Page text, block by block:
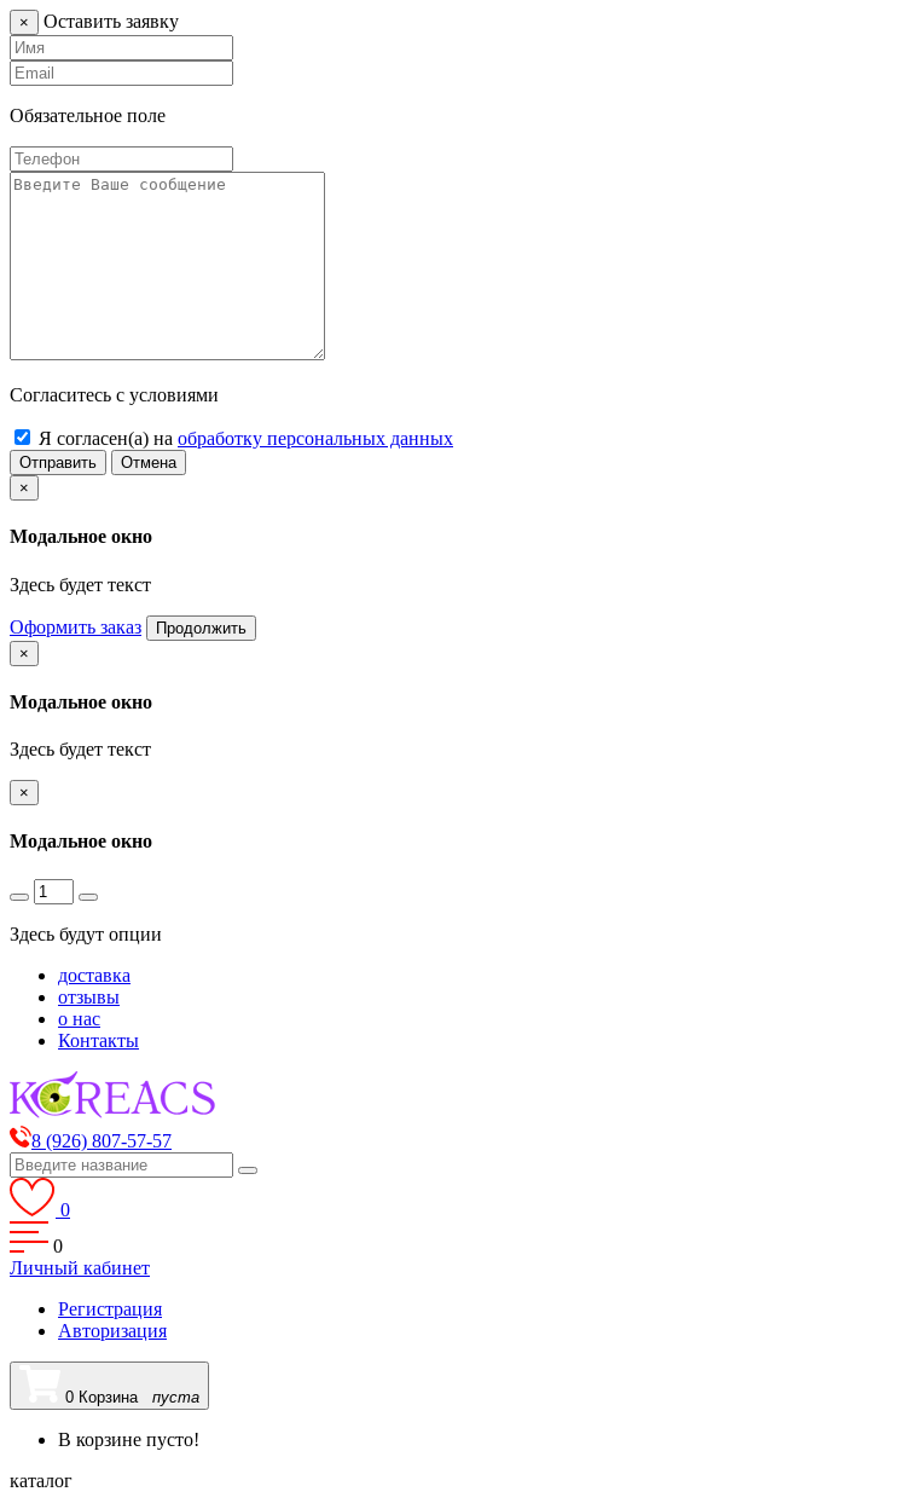
× Оставить заявку
Обязательное поле
Согласитесь с условиями
Я согласен(а) на обработку персональных данных
Отправить
Отмена
×
Модальное окно
Здесь будет текст
Оформить заказ
Продолжить
×
Модальное окно
Здесь будет текст
×
Модальное окно
Здесь будут опции
доставка
отзывы
о нас
Контакты
8 (926) 807-57-57
0
0
Личный кабинет
Регистрация
Авторизация
0 Корзина пуста
В корзине пусто!
каталог